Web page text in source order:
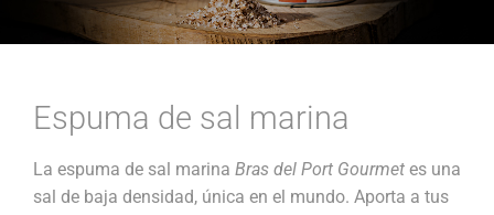
Espuma de sal marina
La espuma de sal marina Bras del Port Gourmet es una
sal de baja densidad, única en el mundo. Aporta a tus